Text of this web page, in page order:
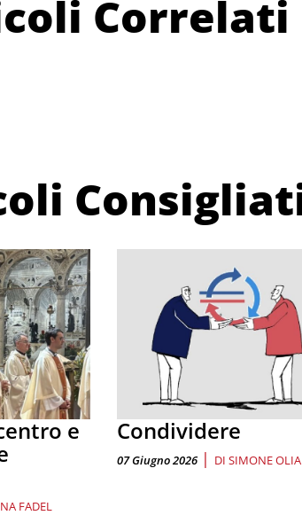
Correlati
e
FADEL
Condividere
07 Giugno 2026 | DI SIMONE